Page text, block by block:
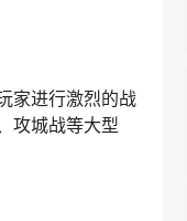
家进行激烈的战
攻城战等大型